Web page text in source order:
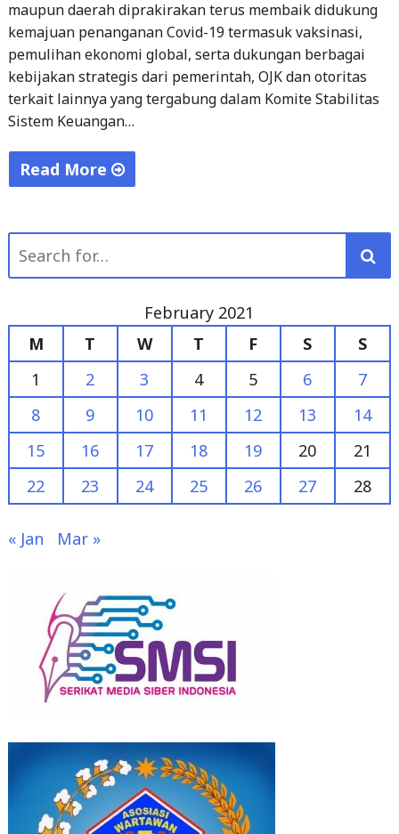
maupun daerah diprakirakan terus membaik didukung
kemajuan penanganan Covid-19 termasuk vaksinasi,
pemulihan ekonomi global, serta dukungan berbagai
kebijakan strategis dari pemerintah, OJK dan otoritas
terkait lainnya yang tergabung dalam Komite Stabilitas
Sistem Keuangan…
Read More
Industri
Jasa
di
Lampung
Membaik
di
Tahun
2021"
February 2021
M
T W T F S
S
1
2 3 4 5 6
7
8
9 10 11 12 13
14
15
16 17 18 19 20
21
22
23 24 25 26 27 28
« Jan Mar »